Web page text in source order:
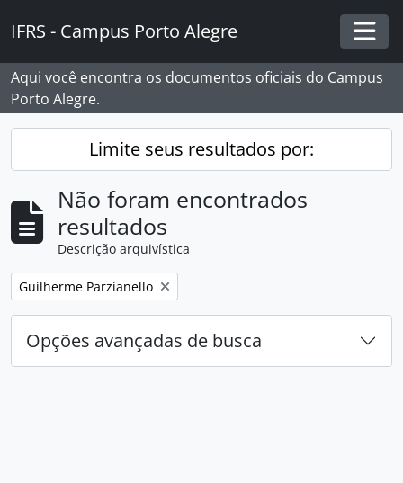
IFRS - Campus Porto Alegre
Aqui você encontra os documentos oficiais do Campus
Porto Alegre.
Limite seus resultados por:
Não foram encontrados
resultados
Descrição arquivística
Remover filtro:
Guilherme Parzianello
Opções avançadas de busca